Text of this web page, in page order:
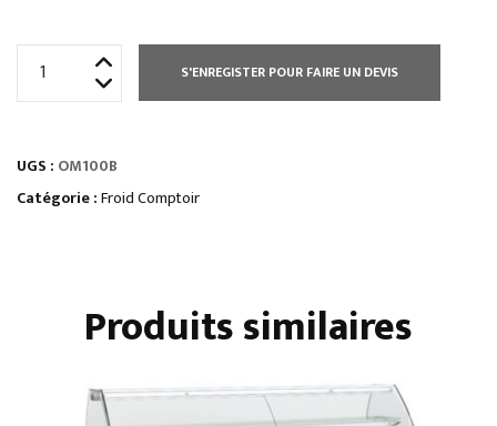
bombé
froid
S'ENREGISTER POUR FAIRE UN DEVIS
UGS : OM100B
Catégorie :Froid Comptoir
Produits similaires